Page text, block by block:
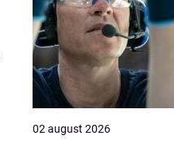
02 august 2026